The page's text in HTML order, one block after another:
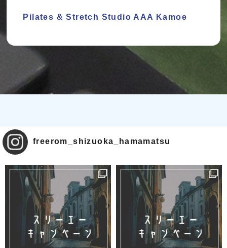
Pilates & Stretch Studio AAA Kamoe
freerom_shizuoka_hamamatsu